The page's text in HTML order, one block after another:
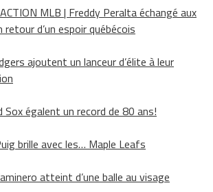
MLB | Freddy Peralta échangé aux
retour d’un espoir québécois
ajoutent un lanceur d’élite à leur
Sox égalent un record de 80 ans!
brille avec les… Maple Leafs
atteint d’une balle au visage